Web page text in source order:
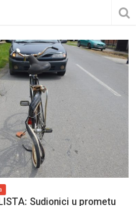
Sudionici u prometu